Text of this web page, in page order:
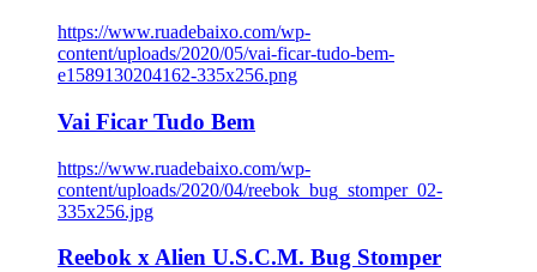
https://www.ruadebaixo.com/wp-
content/uploads/2020/05/vai-ficar-tudo-bem-
e1589130204162-335x256.png
Vai Ficar Tudo Bem
https://www.ruadebaixo.com/wp-
content/uploads/2020/04/reebok_bug_stomper_02-
335x256.jpg
Reebok x Alien U.S.C.M. Bug Stomper